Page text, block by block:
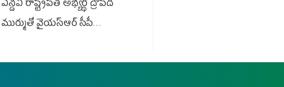
ఎన్డీఏ రాష్ట్ర‌ప‌తి అభ్య‌ర్థి ద్రౌప‌ది
ముర్ముతో వైయ‌స్ఆర్ సీపీ
ఎమ్మెల్యేలు, ఎంపీల స‌మావేశం